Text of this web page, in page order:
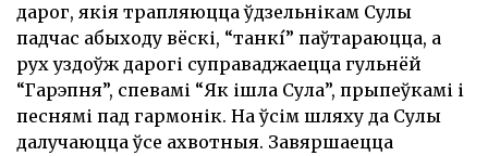
дарог, якія трапляюцца ўдзельнікам Сулы
падчас абыходу вёскі, “танкí” паўтараюцца, а
рух уздоўж дарогі суправаджаецца гульнёй
“Гарэпня”, спевамі “Як ішла Сула”, прыпеўкамі і
песнямі пад гармонік. На ўсім шляху да Сулы
далучаюцца ўсе ахвотныя. Завяршаецца